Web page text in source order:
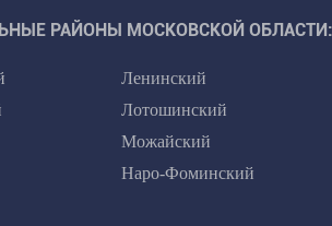
РАЙОНЫ МОСКОВСКОЙ ОБЛАСТИ:
Ленинский
Лотошинский
Можайский
Наро-Фоминский